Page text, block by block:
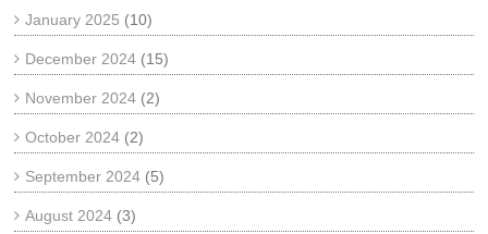
January 2025 (10)
December 2024 (15)
November 2024 (2)
October 2024 (2)
September 2024 (5)
August 2024 (3)